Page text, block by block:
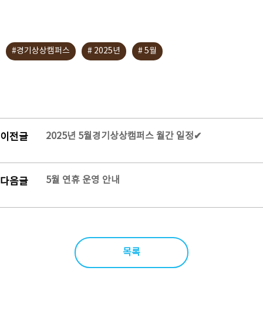
#경기상상캠퍼스 # 2025년 # 5월
이전글 2025년 5월경기상상캠퍼스 월간 일정✔
다음글 5월 연휴 운영 안내
목록